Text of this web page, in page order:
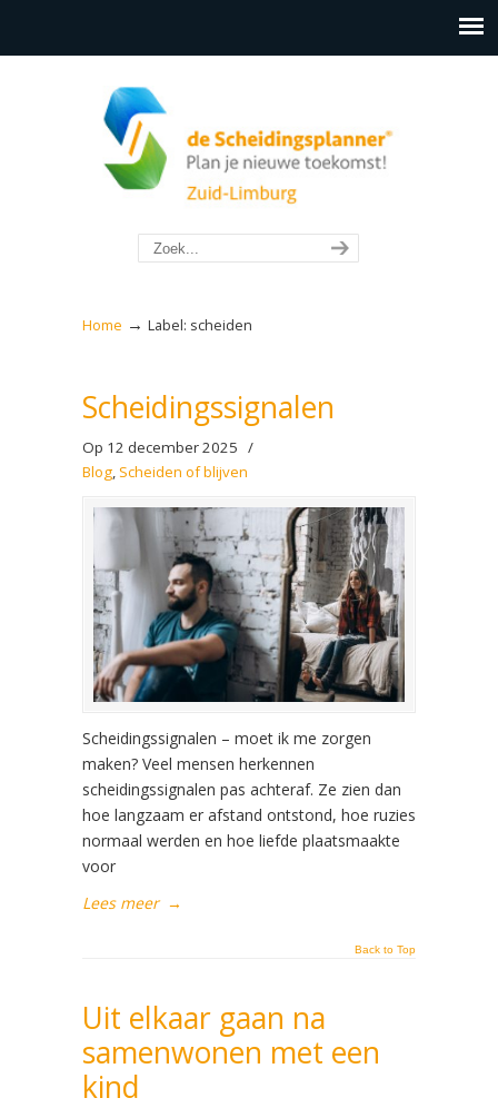
Home → Label: scheiden
Scheidingssignalen
Op 12 december 2025 /
Blog, Scheiden of blijven
Scheidingssignalen – moet ik me zorgen
maken? Veel mensen herkennen
scheidingssignalen pas achteraf. Ze zien dan
hoe langzaam er afstand ontstond, hoe ruzies
normaal werden en hoe liefde plaatsmaakte
voor
Lees meer →
Back to Top
Uit elkaar gaan na
samenwonen met een
kind